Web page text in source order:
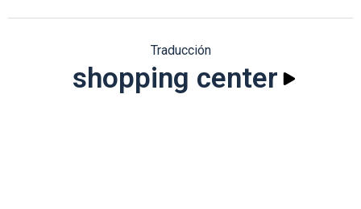
Traducción
shopping center